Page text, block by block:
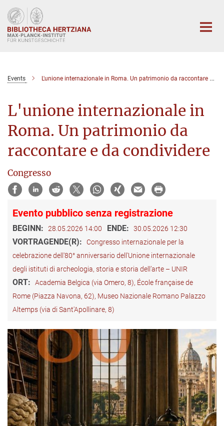
Hauptinhalt
Events L'unione internazionale in Roma. Un patrimonio da raccontare e da condividere
L'unione internazionale in
Roma. Un patrimonio da
raccontare e da condividere
Congresso
Evento pubblico senza registrazione
BEGINN: 28.05.2026 14:00 ENDE: 30.05.2026 12:30
VORTRAGENDE(R):
Congresso internazionale per la
celebrazione dell'80° anniversario dell'Unione internazionale
degli istituti di archeologia, storia e storia dell’arte – UNIR
ORT:
Academia Belgica (via Omero, 8), École française de
Rome (Piazza Navona, 62), Museo Nazionale Romano Palazzo
Altemps (via di Sant'Apollinare, 8)